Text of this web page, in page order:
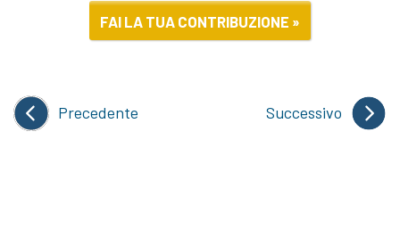
FAI LA TUA CONTRIBUZIONE »
Precedente Successivo